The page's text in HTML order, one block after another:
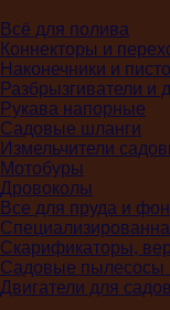
Всё для полива
Коннекторы и
Наконечники и
Разбрызгиватели и
Рукава напорные
Садовые шланги
Измельчители
Мотобуры
Дровоколы
Все для пруда и
Скарификаторы,
Садовые пылесосы
Двигатели для